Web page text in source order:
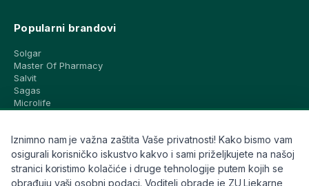
Popularni brandovi
Solgar
Master Of Pharmacy
Salvit
Sagas
Microlife
CeraVe
Eucerin
Avene
Bioderma
Iznimno nam je važna zaštita Vaše privatnosti! Kako bismo vam
osigurali korisničko iskustvo kakvo i sami priželjkujete na našoj
stranici koristimo kolačiće i druge tehnologije putem kojih se
obrađuju vaši osobni podaci. Voditelj obrade je ZU Ljekarne